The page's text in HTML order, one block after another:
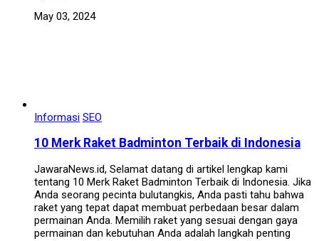
May 03, 2024
Informasi SEO
10 Merk Raket Badminton Terbaik di Indonesia
JawaraNews.id, Selamat datang di artikel lengkap kami
tentang 10 Merk Raket Badminton Terbaik di Indonesia. Jika
Anda seorang pecinta bulutangkis, Anda pasti tahu bahwa
raket yang tepat dapat membuat perbedaan besar dalam
permainan Anda. Memilih raket yang sesuai dengan gaya
permainan dan kebutuhan Anda adalah langkah penting